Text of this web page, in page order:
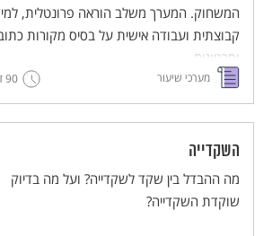
המשחוק. המערך משלב הוראה פרונטלית,
קבוצתית ועבודה אישית על בסיס מקורות
וסרטונים.
מסדרת מערכי השיעור המדגימים שיטות
חדשניות והמלוות יחידות ללימוד עצמי של
השיטות הללו (פלפ"ל - פעילות פדגוגית
למורים).
מערכי שיעור 90 דקות
השקדייה
מה ההבדל בין שקד לשקדייה? ועל מה בדיוק
שוקדת השקדייה?